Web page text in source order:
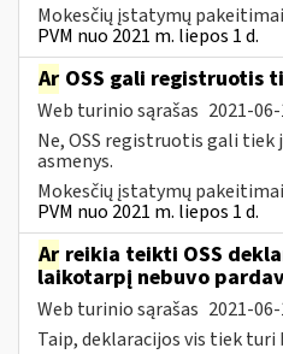
Mokesčių įstatymų
PVM nuo 2021 m. liepos 1 d.
Ar OSS gali registruotis
Web turinio sąrašas 2021-
Ne, OSS registruotis gali
asmenys.
Mokesčių įstatymų
PVM nuo 2021 m. liepos 1 d.
Ar reikia teikti OSS
laikotarpį nebuvo
Web turinio sąrašas 2021-
Taip, deklaracijos vis tiek